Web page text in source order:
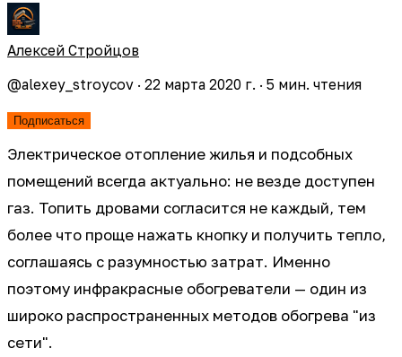
Алексей Стройцов
@alexey_stroycov · 22 марта 2020 г. · 5 мин. чтения
Подписаться
Электрическое отопление жилья и подсобных
помещений всегда актуально: не везде доступен
газ. Топить дровами согласится не каждый, тем
более что проще нажать кнопку и получить тепло,
соглашаясь с разумностью затрат. Именно
поэтому инфракрасные обогреватели — один из
широко распространенных методов обогрева "из
сети".